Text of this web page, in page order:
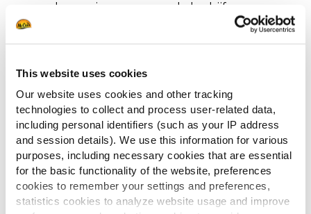
This website uses cookies
Our website uses cookies and other tracking
technologies to collect and process user-related data,
including personal identifiers (such as your IP address
and session details). We use this information for various
purposes, including necessary cookies that are essential
for the basic functionality of the website, preferences
cookies to remember your settings and preferences,
statistics cookies to analyze website usage and improve
ondernemingsnummer, de bedrijfsnaam en
het adres niet met elkaar corresponderen, dan
mag McCain Foods Belgium de aanvraag
Er kan maximaal één proefpakket per bedrijf
worden aangevraagd.
Deze actie is alleen geldig in België, het bedrijf
dient ook gevestigd te zijn in België.
Gegevens worden uitsluitend gebruikt in
overeenstemming met de General Data
Protection Regulation (GDPR).
De ingevulde persoonsgegevens worden
enkel gebruikt voor de aanvraag van het